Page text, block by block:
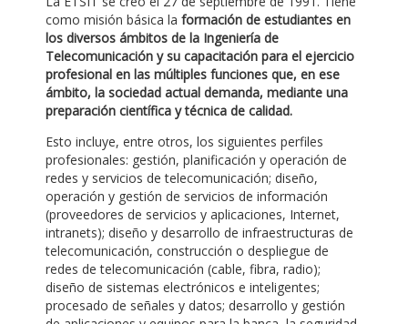
como misión básica la formación de estudiantes en
los diversos ámbitos de la Ingeniería de
Telecomunicación y su capacitación para el ejercicio
profesional en las múltiples funciones que, en ese
ámbito, la sociedad actual demanda, mediante una
preparación científica y técnica de calidad.
Esto incluye, entre otros, los siguientes perfiles
profesionales: gestión, planificación y operación de
redes y servicios de telecomunicación; diseño,
operación y gestión de servicios de información
(proveedores de servicios y aplicaciones, Internet,
intranets); diseño y desarrollo de infraestructuras de
telecomunicación, construcción o despliegue de
redes de telecomunicación (cable, fibra, radio);
diseño de sistemas electrónicos e inteligentes;
procesado de señales y datos; desarrollo y gestión